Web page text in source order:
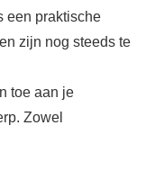
een praktische
zijn nog steeds te
toe aan je
Zowel